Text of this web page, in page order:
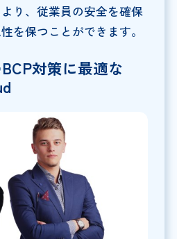
り、従業員の安全を確保
を保つことができます。
対策に最適な